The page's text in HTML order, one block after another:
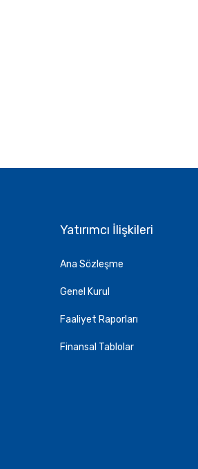
Yatırımcı İlişkileri
Ana Sözleşme
Genel Kurul
Faaliyet Raporları
Finansal Tablolar